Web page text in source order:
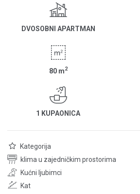
DVOSOBNI APARTMAN
80 m2
1 KUPAONICA
Kategorija
klima u zajedničkim prostorima
Kućni ljubimci
Kat